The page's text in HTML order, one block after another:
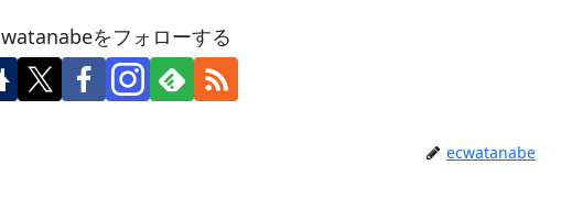
をフォローする
ecwatanabe